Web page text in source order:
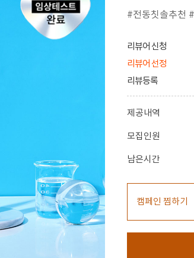
#전동칫솔추천
리뷰어 신청
리뷰어 선정
리뷰등록
제공내역
모집인원
남은시간
캠페인 찜하기